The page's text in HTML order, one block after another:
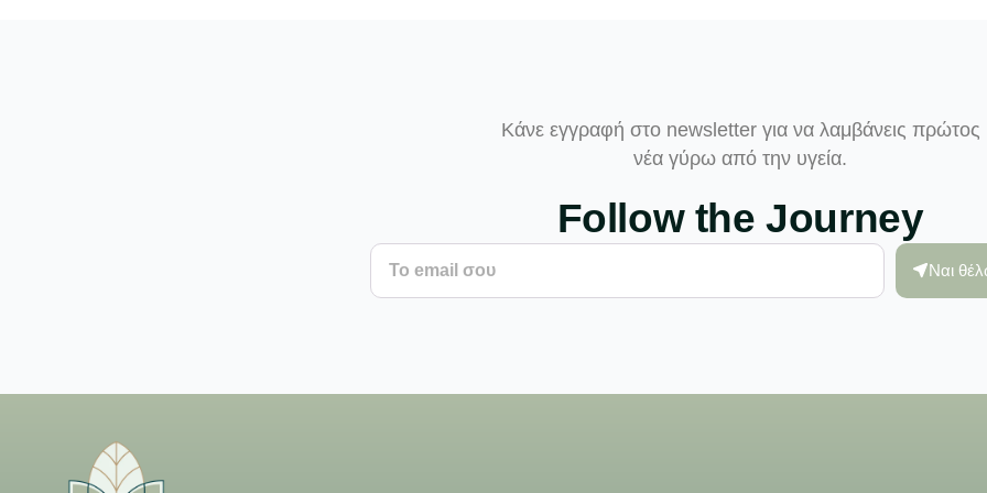
Κάνε εγγραφή στο newsletter για να λαμβάνεις πρώτος
νέα γύρω από την υγεία.
Follow the Journey
Ναι